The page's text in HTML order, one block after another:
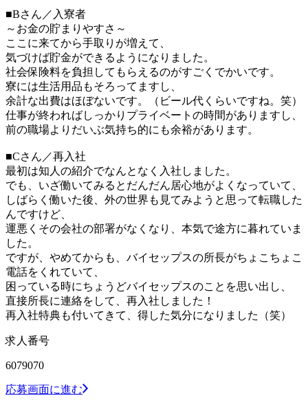
■Bさん／入寮者
～お金の貯まりやすさ～
ここに来てから手取りが増えて、
気づけば貯金ができるようになりました。
社会保険料を負担してもらえるのがすごくでかいです。
寮には生活用品もそろってますし、
余計な出費はほぼないです。（ビール代くらいですね。笑）
仕事が終わればしっかりプライベートの時間がありますし、
前の職場よりだいぶ気持ち的にも余裕があります。
■Cさん／再入社
最初は知人の紹介でなんとなく入社しました。
でも、いざ働いてみるとだんだん居心地がよくなっていて、
しばらく働いた後、外の世界も見てみようと思って転職した
んですけど、
運悪くその会社の部署がなくなり、本気で途方に暮れていま
した。
ですが、やめてからも、バイセップスの所長がちょこちょこ
電話をくれていて、
困っている時にちょうどバイセップスのことを思い出し、
直接所長に連絡をして、再入社しました！
再入社特典も付いてきて、得した気分になりました（笑）
求人番号
6079070
応募画面に進む